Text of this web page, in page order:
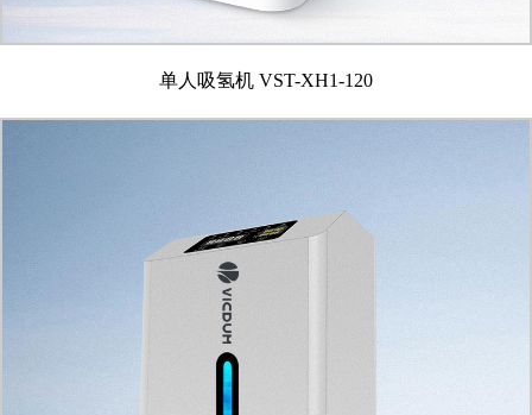
单人吸氢机 VST-XH1-120